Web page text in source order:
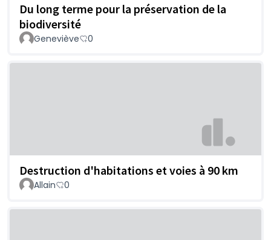
Du long terme pour la préservation de la
biodiversité
Geneviève 0
Destruction d'habitations et voies à 90 km
Allain 0